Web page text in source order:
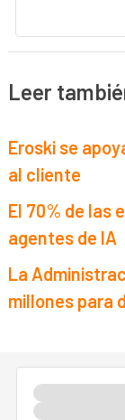
Leer
Eroski se
al cliente
El 70% de las
agentes de IA
La
millones para